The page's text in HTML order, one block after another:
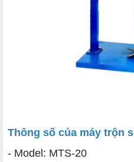
Thông số của máy trộn
- Model: MTS-20